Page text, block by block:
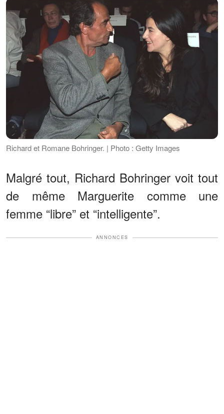
Richard et Romane Bohringer. | Photo : Getty Images
Malgré tout, Richard Bohringer voit tout
de même Marguerite comme une
femme “libre” et “intelligente”.
ANNONCES